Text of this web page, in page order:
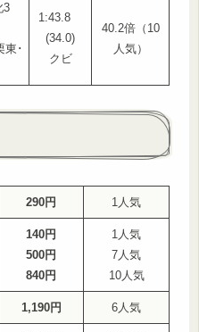
･
1:43.8
(34.0)
クビ
40.2倍（10
人気）
290円 1人気
140円
500円
840円
1人気
7人気
10人気
1,190円 6人気